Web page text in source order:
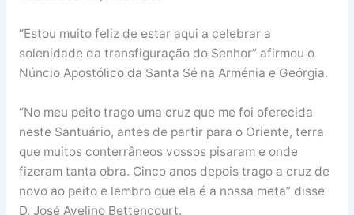
“Estou muito feliz de estar aqui a celebrar a
solenidade da transfiguração do Senhor” afirmou o
Núncio Apostólico da Santa Sé na Arménia e Geórgia.
“No meu peito trago uma cruz que me foi oferecida
neste Santuário, antes de partir para o Oriente, terra
que muitos conterrâneos vossos pisaram e onde
fizeram tanta obra. Cinco anos depois trago a cruz de
novo ao peito e lembro que ela é a nossa meta” disse
D. José Avelino Bettencourt.